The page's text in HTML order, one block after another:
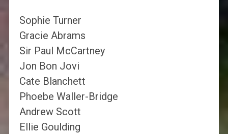
Sophie Turner
Gracie Abrams
Sir Paul McCartney
Jon Bon Jovi
Cate Blanchett
Phoebe Waller-Bridge
Andrew Scott
Ellie Goulding